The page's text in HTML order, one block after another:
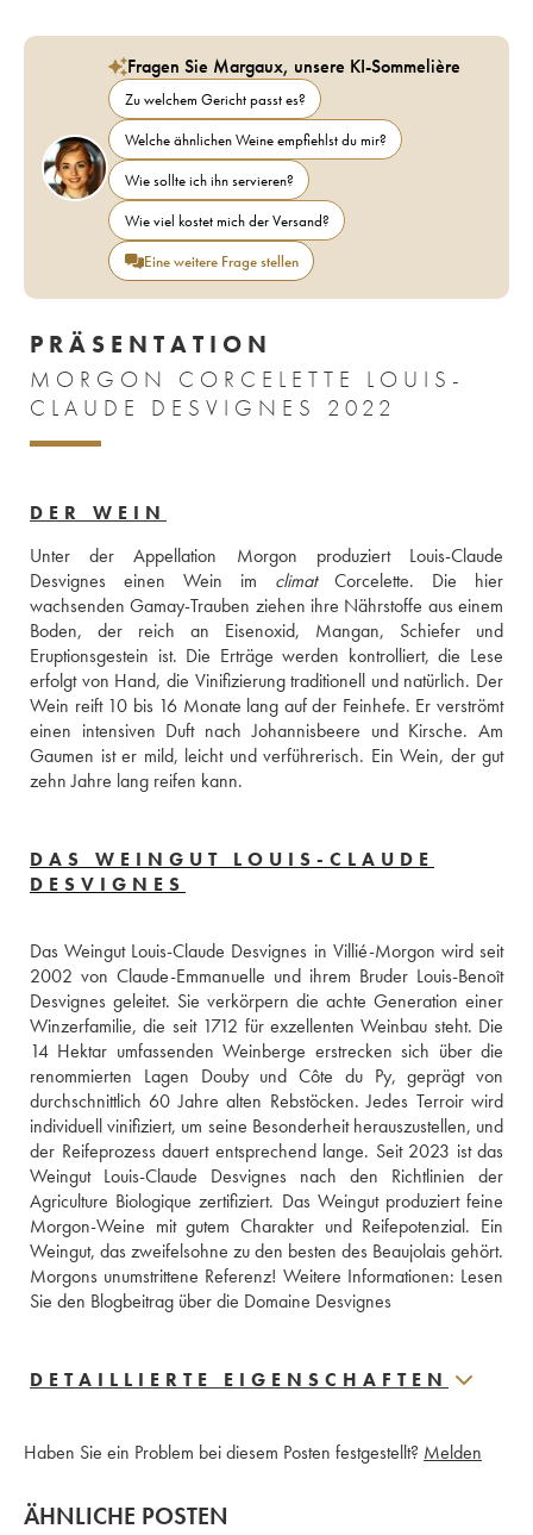
Fragen Sie Margaux, unsere KI-Sommelière
Zu welchem Gericht passt es?
Welche ähnlichen Weine empfiehlst du mir?
Wie sollte ich ihn servieren?
Wie viel kostet mich der Versand?
Eine weitere Frage stellen
PRÄSENTATION
MORGON CORCELETTE LOUIS-
CLAUDE DESVIGNES 2022
DER WEIN
Unter der Appellation Morgon produziert Louis-Claude
Desvignes einen Wein im climat Corcelette. Die hier
wachsenden Gamay-Trauben ziehen ihre Nährstoffe aus einem
Boden, der reich an Eisenoxid, Mangan, Schiefer und
Eruptionsgestein ist. Die Erträge werden kontrolliert, die Lese
erfolgt von Hand, die Vinifizierung traditionell und natürlich. Der
Wein reift 10 bis 16 Monate lang auf der Feinhefe. Er verströmt
einen intensiven Duft nach Johannisbeere und Kirsche. Am
Gaumen ist er mild, leicht und verführerisch. Ein Wein, der gut
zehn Jahre lang reifen kann.
DAS WEINGUT LOUIS-CLAUDE
DESVIGNES
Das Weingut Louis-Claude Desvignes in Villié-Morgon wird seit
2002 von Claude-Emmanuelle und ihrem Bruder Louis-Benoît
Desvignes geleitet. Sie verkörpern die achte Generation einer
Winzerfamilie, die seit 1712 für exzellenten Weinbau steht. Die
14 Hektar umfassenden Weinberge erstrecken sich über die
renommierten Lagen Douby und Côte du Py, geprägt von
durchschnittlich 60 Jahre alten Rebstöcken. Jedes Terroir wird
individuell vinifiziert, um seine Besonderheit herauszustellen, und
der Reifeprozess dauert entsprechend lange. Seit 2023 ist das
Weingut Louis-Claude Desvignes nach den Richtlinien der
Agriculture Biologique zertifiziert. Das Weingut produziert feine
Morgon-Weine mit gutem Charakter und Reifepotenzial. Ein
Weingut, das zweifelsohne zu den besten des Beaujolais gehört.
Morgons unumstrittene Referenz! Weitere Informationen: Lesen
Sie den Blogbeitrag über die Domaine Desvignes
DETAILLIERTE EIGENSCHAFTEN
Haben Sie ein Problem bei diesem Posten festgestellt? Melden
ÄHNLICHE POSTEN